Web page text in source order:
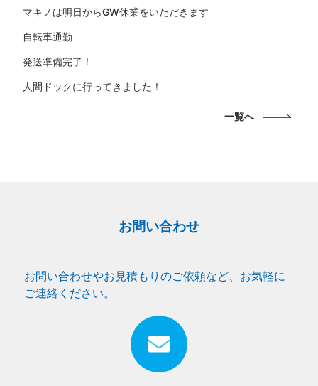
マキノは明日からGW休業をいただきます
自転車通勤
発送準備完了！
人間ドックに行ってきました！
一覧へ
お問い合わせ
お問い合わせやお見積もりのご依頼など、お気軽に
ご連絡ください。